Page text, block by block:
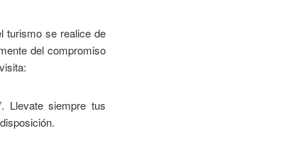
turismo se realice de
del compromiso
Llevate siempre tus